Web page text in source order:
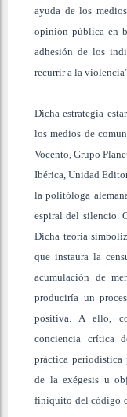
ayuda de los
opinión pública en
adhesión de los
recurrir a la
Dicha estrategia
los medios de
Vocento, Grupo
Ibérica, Unidad
la politóloga
espiral del silencio.
Dicha teoría
que instaura la
acumulación de
produciría un
positiva. A ello,
conciencia crítica
práctica periodística
de la exégesis u
finiquito del código